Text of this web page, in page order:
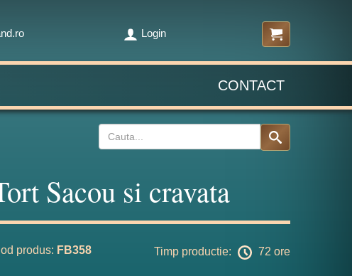
Login
CONTACT
Sacou si cravata
produs: FB358 Timp productie: 72 ore